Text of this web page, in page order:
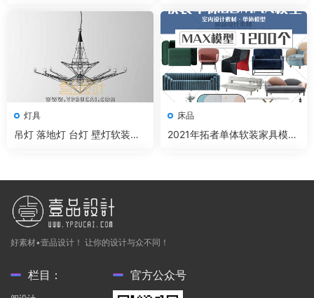
灯具
吊灯 落地灯 台灯 壁灯软装家
床品
2021年拓者单体软装家具模型
好素材•壹品设计！ 让你的设计与众不同！
栏目： 官方公众号